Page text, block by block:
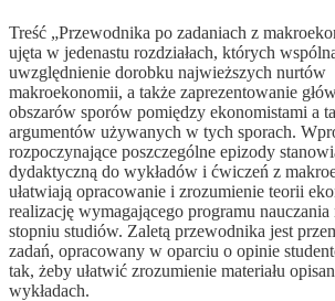
Treść „Przewodnika po zadaniach z
ujęta w jedenastu rozdziałach, których
uwzględnienie dorobku najwieższych nurtów
makroekonomii, a także zaprezentowanie
obszarów sporów pomiędzy ekonomistami a
argumentów używanych w tych sporach.
rozpoczynające poszczególne epizody
dydaktyczną do wykładów i ćwiczeń z
ułatwiają opracowanie i zrozumienie teorii
realizację wymagającego programu
stopniu studiów. Zaletą przewodnika jest
zadań, opracowany w oparciu o opinie
tak, żeby ułatwić zrozumienie materiału
wykładach.